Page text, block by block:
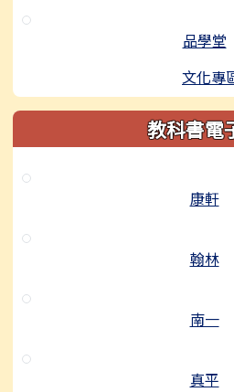
品學堂
文化專
教科書電
康軒
翰林
南一
真平